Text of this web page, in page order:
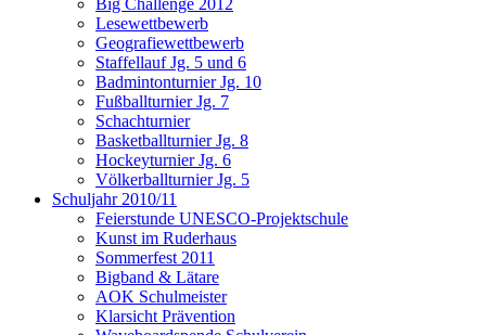
Big Challenge 2012
Lesewettbewerb
Geografiewettbewerb
Staffellauf Jg. 5 und 6
Badmintonturnier Jg. 10
Fußballturnier Jg. 7
Schachturnier
Basketballturnier Jg. 8
Hockeyturnier Jg. 6
Völkerballturnier Jg. 5
Schuljahr 2010/11
Feierstunde UNESCO-Projektschule
Kunst im Ruderhaus
Sommerfest 2011
Bigband & Lätare
AOK Schulmeister
Klarsicht Prävention